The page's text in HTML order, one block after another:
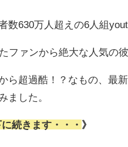
数630万人超えの6人組
ファンから絶大な人気の
ら超過酷！？なもの、最
ました。
続きます・・・ 》